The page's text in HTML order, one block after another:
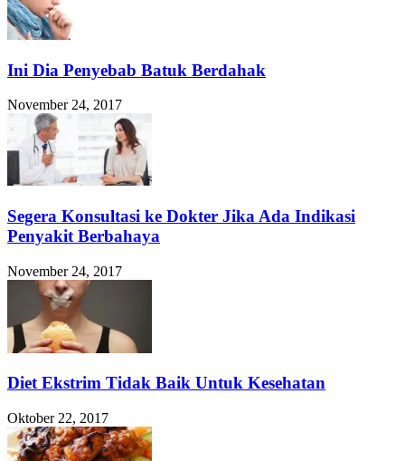
Ini Dia Penyebab Batuk Berdahak
November 24, 2017
Segera Konsultasi ke Dokter Jika Ada Indikasi
Penyakit Berbahaya
November 24, 2017
Diet Ekstrim Tidak Baik Untuk Kesehatan
Oktober 22, 2017